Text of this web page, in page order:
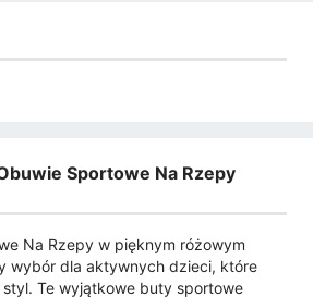
Sportowe Na Rzepy
Na Rzepy w pięknym różowym
wybór dla aktywnych dzieci, które
Te wyjątkowe buty sportowe